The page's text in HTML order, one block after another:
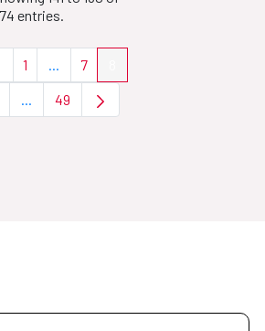
entries.
Page
1 ...Intermediate Pages Use TAB to
Page
7
...Intermediate Pages Use TAB to
Page
49